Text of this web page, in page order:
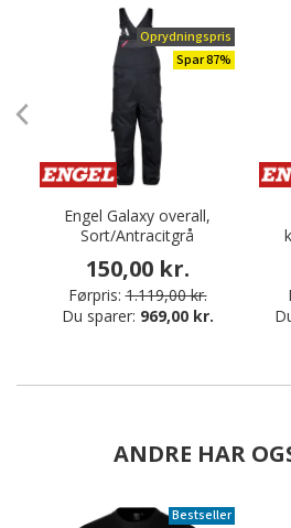
Oprydningspris
Spar 87%
Engel Galaxy overall,
Sort/Antracitgrå
150,00 kr.
Førpris: 1.119,00 kr.
Du sparer: 969,00 kr.
ANDRE HAR
Bestseller